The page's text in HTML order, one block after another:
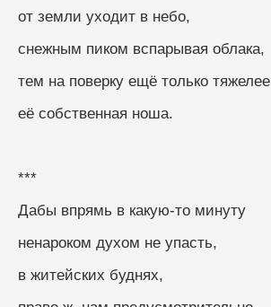
от земли уходит в небо,
снежным пиком вспарывая облака,
тем на поверку ещё только тяжелее
её собственная ноша.
***
Дабы впрямь в какую-то минуту
ненароком духом не упасть,
в житейских буднях,